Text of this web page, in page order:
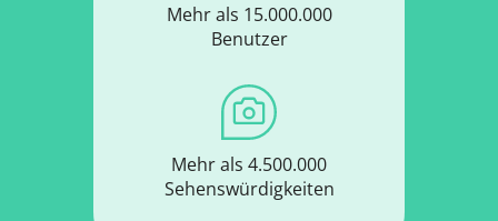
Mehr als 15.000.000
Benutzer
Mehr als 4.500.000
Sehenswürdigkeiten